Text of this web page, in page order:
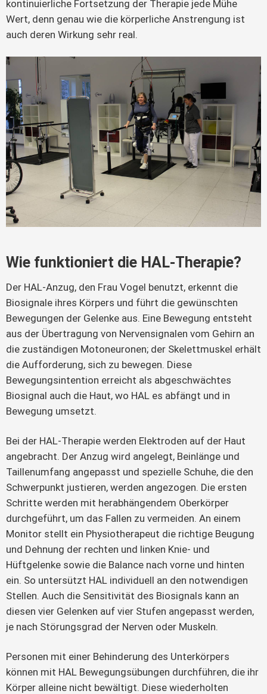
kontinuierliche Fortsetzung der Therapie jede Mühe
Wert, denn genau wie die körperliche Anstrengung ist
auch deren Wirkung sehr real.
Wie funktioniert die HAL-Therapie?
Der HAL-Anzug, den Frau Vogel benutzt, erkennt die
Biosignale ihres Körpers und führt die gewünschten
Bewegungen der Gelenke aus. Eine Bewegung entsteht
aus der Übertragung von Nervensignalen vom Gehirn an
die zuständigen Motoneuronen; der Skelettmuskel erhält
die Aufforderung, sich zu bewegen. Diese
Bewegungsintention erreicht als abgeschwächtes
Biosignal auch die Haut, wo HAL es abfängt und in
Bewegung umsetzt.
Bei der HAL-Therapie werden Elektroden auf der Haut
angebracht. Der Anzug wird angelegt, Beinlänge und
Taillenumfang angepasst und spezielle Schuhe, die den
Schwerpunkt justieren, werden angezogen. Die ersten
Schritte werden mit herabhängendem Oberkörper
durchgeführt, um das Fallen zu vermeiden. An einem
Monitor stellt ein Physiotherapeut die richtige Beugung
und Dehnung der rechten und linken Knie- und
Hüftgelenke sowie die Balance nach vorne und hinten
ein. So untersützt HAL individuell an den notwendigen
Stellen. Auch die Sensitivität des Biosignals kann an
diesen vier Gelenken auf vier Stufen angepasst werden,
je nach Störungsgrad der Nerven oder Muskeln.
Personen mit einer Behinderung des Unterkörpers
können mit HAL Bewegungsübungen durchführen, die ihr
Körper alleine nicht bewältigt. Diese wiederholten